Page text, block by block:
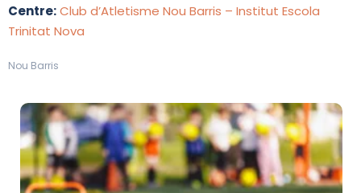
Centre:Club d’Atletisme Nou Barris – Institut Escola
Trinitat Nova
Nou Barris